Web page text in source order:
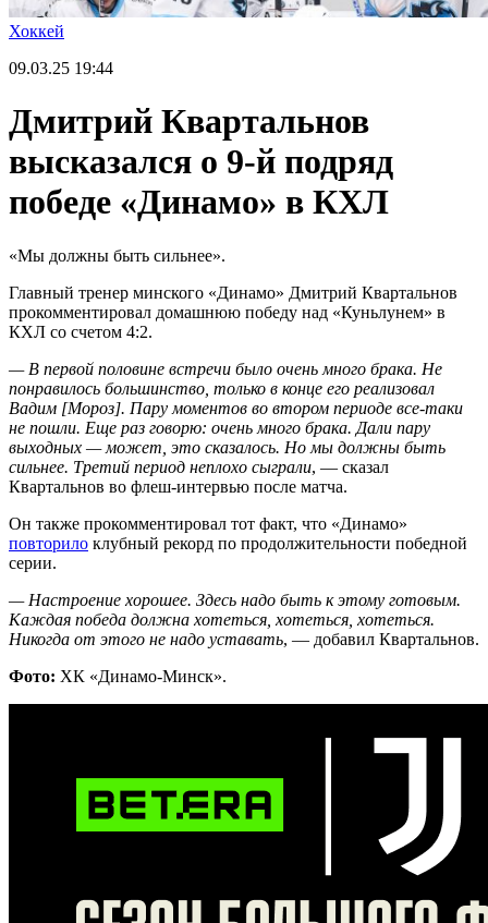
Хоккей
09.03.25 19:44
Дмитрий Квартальнов
высказался о 9-й подряд
победе «Динамо» в КХЛ
«Мы должны быть сильнее».
Главный тренер минского «Динамо» Дмитрий Квартальнов
прокомментировал домашнюю победу над «Куньлунем» в
КХЛ со счетом 4:2.
— В первой половине встречи было очень много брака. Не
понравилось большинство, только в конце его реализовал
Вадим [Мороз]. Пару моментов во втором периоде все-таки
не пошли. Еще раз говорю: очень много брака. Дали пару
выходных — может, это сказалось. Но мы должны быть
сильнее. Третий период неплохо сыграли, — сказал
Квартальнов во флеш-интервью после матча.
Он также прокомментировал тот факт, что «Динамо»
повторило клубный рекорд по продолжительности победной
серии.
— Настроение хорошее. Здесь надо быть к этому готовым.
Каждая победа должна хотеться, хотеться, хотеться.
Никогда от этого не надо уставать, — добавил Квартальнов.
Фото: ХК «Динамо-Минск».